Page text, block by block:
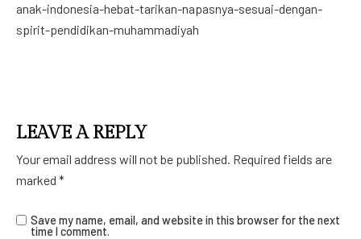
anak-indonesia-hebat-tarikan-napasnya-sesuai-dengan-
spirit-pendidikan-muhammadiyah
LEAVE A REPLY
Your email address will not be published. Required fields are
marked *
Save my name, email, and website in this browser for the next
time I comment.